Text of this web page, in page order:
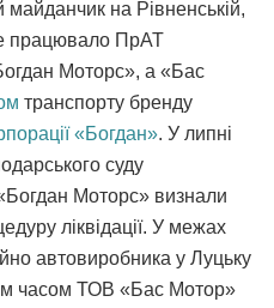
на Рівненській,
працювало ПрАТ
Моторс», а «Бас
транспорту бренду
«Богдан». У липні
суду
Моторс» визнали
ліквідації. У межах
автовиробника у Луцьку
часом ТОВ «Бас Мотор»